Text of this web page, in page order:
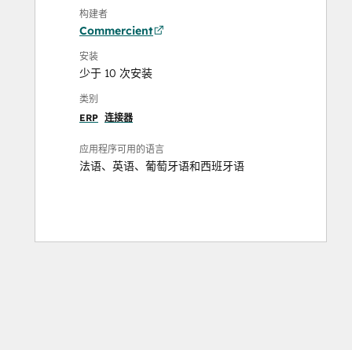
构建者
Commercient
安装
少于 10 次安装
类别
ERP 连接器
应用程序可用的语言
法语、 英语、 葡萄牙语和西班牙语